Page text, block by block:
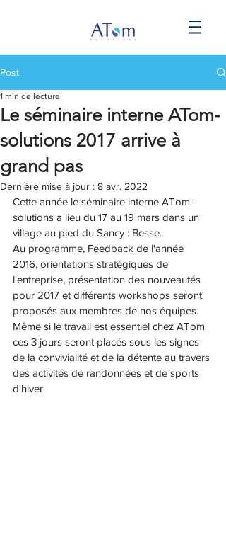
Post
Le séminaire interne ATom-
solutions 2017 arrive à
grand pas
1 min de lecture
Dernière mise à jour : 8 avr. 2022
Cette année le séminaire interne ATom-
solutions a lieu du 17 au 19 mars dans un
village au pied du Sancy : Besse.
Au programme, Feedback de l'année
2016, orientations stratégiques de
l'entreprise, présentation des nouveautés
pour 2017 et différents workshops seront
proposés aux membres de nos équipes.
Même si le travail est essentiel chez ATom
ces 3 jours seront placés sous les signes
de la convivialité et de la détente au travers
des activités de randonnées et de sports
d'hiver.